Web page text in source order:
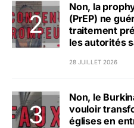
Non, la
(PrEP) ne
traitement
les autorités
28 JUILLET 2026
Non, le
vouloir
églises en